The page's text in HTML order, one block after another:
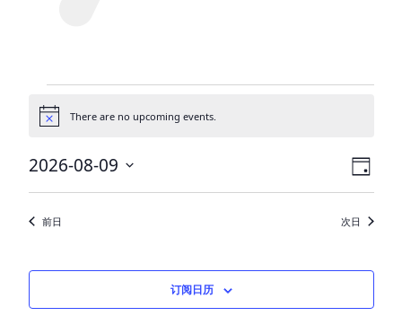
Events
for
八
月
9,
通
There are no upcoming events.
视
图
导
活
动
视
导
日
2026-08-09
选
日 前日 次日
订阅日历